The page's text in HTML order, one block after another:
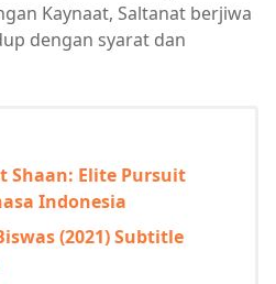
Kaynaat, Saltanat berjiwa
dengan syarat dan
Shaan: Elite Pursuit
Indonesia
(2021) Subtitle